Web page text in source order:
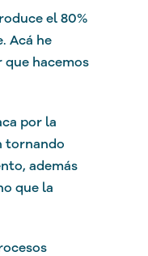
el 80%
Acá he
hacemos
por la
tornando
además
que la